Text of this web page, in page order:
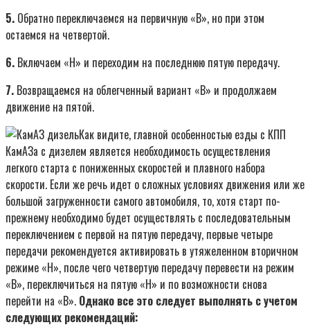
5. Обратно переключаемся на первичную «В», но при этом
остаемся на четвертой.
6. Включаем «Н» и переходим на последнюю пятую передачу.
7. Возвращаемся на облегченный вариант «В» и продолжаем
движение на пятой.
Как видите, главной особенностью езды с КПП
КамАЗа с дизелем является необходимость осуществления
легкого старта с пониженных скоростей и плавного набора
скорости. Если же речь идет о сложных условиях движения или же
большой загруженности самого автомобиля, то, хотя старт по-
прежнему необходимо будет осуществлять с последовательным
переключением с первой на пятую передачу, первые четыре
передачи рекомендуется активировать в утяжеленном вторичном
режиме «Н», после чего четвертую передачу перевести на режим
«В», переключиться на пятую «Н» и по возможности снова
перейти на «В». Однако все это следует выполнять с учетом
следующих рекомендаций: